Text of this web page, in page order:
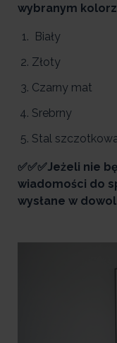
wybranym
Biały
Złoty
Czarny mat
Srebrny
Stal
✅✅✅Jeżeli nie
wiadomości do
wysłane w